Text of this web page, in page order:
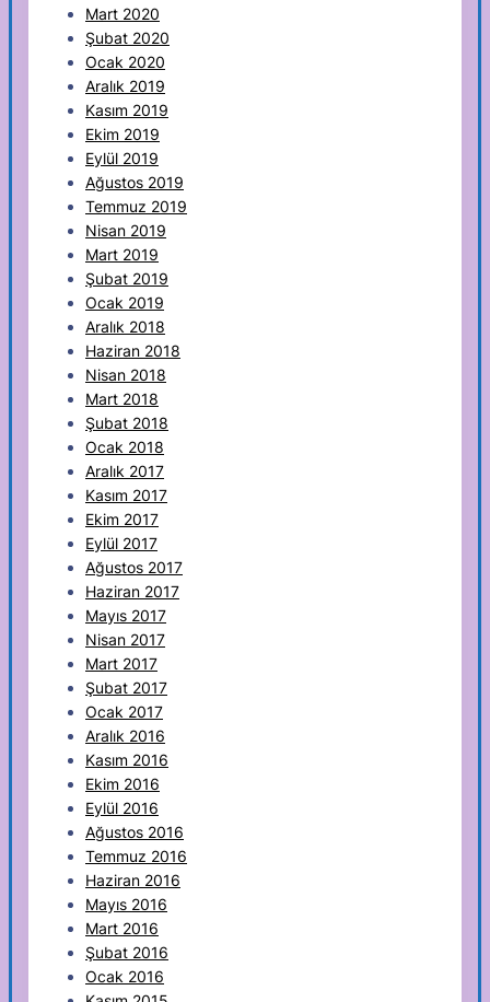
Mart 2020
Şubat 2020
Ocak 2020
Aralık 2019
Kasım 2019
Ekim 2019
Eylül 2019
Ağustos 2019
Temmuz 2019
Nisan 2019
Mart 2019
Şubat 2019
Ocak 2019
Aralık 2018
Haziran 2018
Nisan 2018
Mart 2018
Şubat 2018
Ocak 2018
Aralık 2017
Kasım 2017
Ekim 2017
Eylül 2017
Ağustos 2017
Haziran 2017
Mayıs 2017
Nisan 2017
Mart 2017
Şubat 2017
Ocak 2017
Aralık 2016
Kasım 2016
Ekim 2016
Eylül 2016
Ağustos 2016
Temmuz 2016
Haziran 2016
Mayıs 2016
Mart 2016
Şubat 2016
Ocak 2016